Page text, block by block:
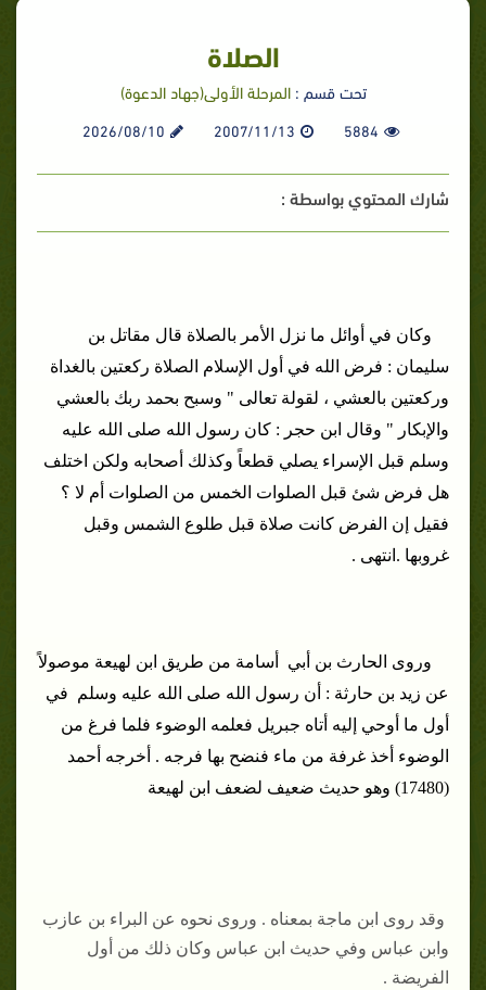
الصلاة
تحت قسم :المرحلة الأولى(جهاد الدعوة)
5884
2007/11/13
2026/08/10
شارك المحتوي بواسطة :
وكان في أوائل ما نزل الأمر بالصلاة قال مقاتل بن
سليمان : فرض الله في أول الإسلام الصلاة ركعتين بالغداة
وركعتين بالعشي ، لقولة تعالى " وسبح بحمد ربك بالعشي
والإبكار " وقال ابن حجر : كان رسول الله صلى الله عليه
وسلم قبل الإسراء يصلي قطعاً وكذلك أصحابه ولكن اختلف
هل فرض شئ قبل الصلوات الخمس من الصلوات أم لا ؟
فقيل إن الفرض كانت صلاة قبل طلوع الشمس وقبل
غروبها .انتهى .
وروى الحارث بن أبي أسامة من طريق ابن لهيعة موصولاً
عن زيد بن حارثة : أن رسول الله صلى الله عليه وسلم في
أول ما أوحي إليه أتاه جبريل فعلمه الوضوء فلما فرغ من
الوضوء أخذ غرفة من ماء فنضح بها فرجه . أخرجه أحمد
(17480) وهو حديث ضعيف لضعف ابن لهيعة
وقد روى ابن ماجة بمعناه . وروى نحوه عن البراء بن عازب
وابن عباس وفي حديث ابن عباس وكان ذلك من أول
الفريضة .